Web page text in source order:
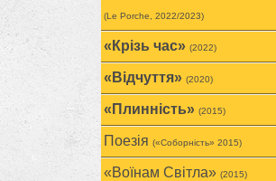
(Le Porche, 2022/2023)
«Крізь час» (2022)
«Відчуття» (2020)
«Плинність» (2015)
Поезія («Соборність» 2015)
«Воїнам Cвітла» (2015)